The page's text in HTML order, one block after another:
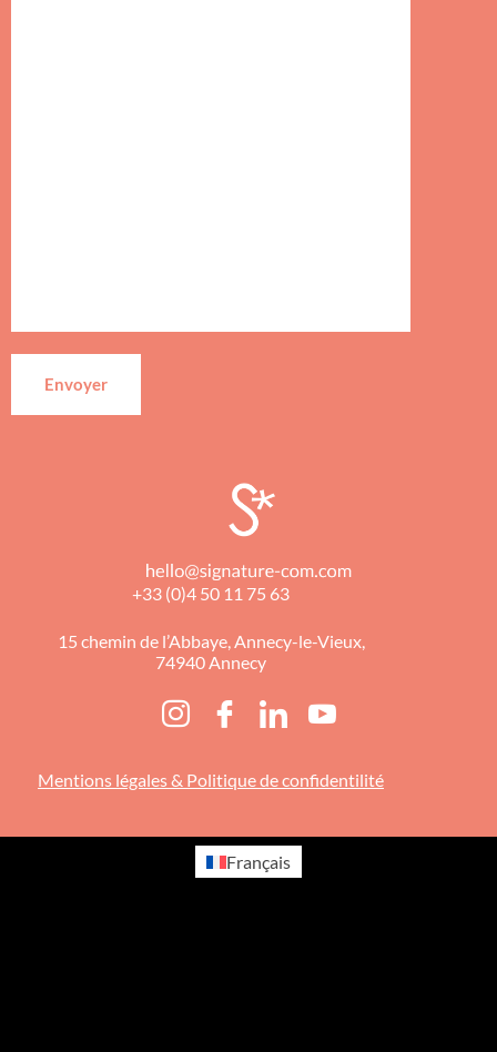
+33 (0)4 50 11 75 63
15 chemin de l’Abbaye, Annecy-le-Vieux,
74940 Annecy
Mentions légales & Politique de confidentilité
Français